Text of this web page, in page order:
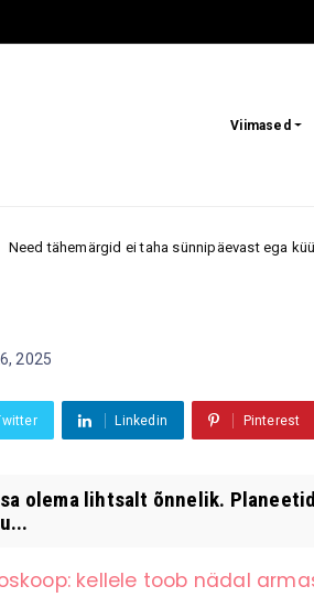
Viimased
ei taha sünnipäevast ega küünalde
2025
Linkedin Pinterest
olema lihtsalt õnnelik.
kellele toob nädal